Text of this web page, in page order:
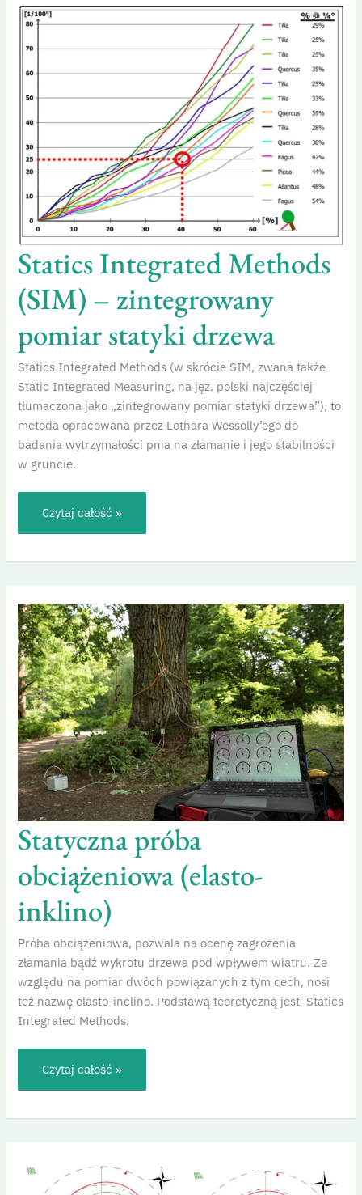
Statics Integrated Methods
(SIM) – zintegrowany
pomiar statyki drzewa
Statics Integrated Methods (w skrócie SIM, zwana także
Static Integrated Measuring, na jęz. polski najczęściej
tłumaczona jako „zintegrowany pomiar statyki drzewa”), to
metoda opracowana przez Lothara Wessolly’ego do
badania wytrzymałości pnia na złamanie i jego stabilności
w gruncie.
Statics
Integrated
–
pomiar
drzewa
Czytaj całość »
Statyczna próba
obciążeniowa (elasto-
inklino)
Próba obciążeniowa, pozwala na ocenę zagrożenia
złamania bądź wykrotu drzewa pod wpływem wiatru. Ze
względu na pomiar dwóch powiązanych z tym cech, nosi
też nazwę elasto-inclino. Podstawą teoretyczną jest Statics
Integrated Methods.
Statyczna
próba
obciążeniowa
(elasto-
inklino)
Czytaj całość »
biomechaniki
drzew,